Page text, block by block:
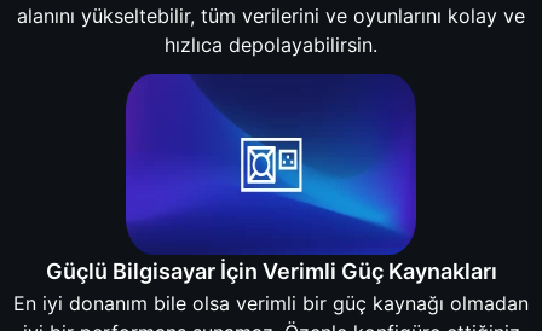
alanını yükseltebilir, tüm verilerini ve oyunlarını kolay ve
hızlıca depolayabilirsin.
Güçlü Bilgisayar İçin Verimli Güç Kaynakları
En iyi donanım bile olsa verimli bir güç kaynağı olmadan